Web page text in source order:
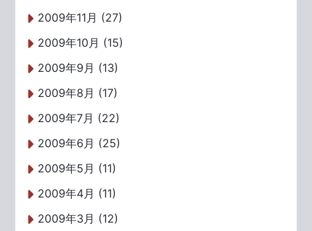
2009年11月 (27)
2009年10月 (15)
2009年9月 (13)
2009年8月 (17)
2009年7月 (22)
2009年6月 (25)
2009年5月 (11)
2009年4月 (11)
2009年3月 (12)